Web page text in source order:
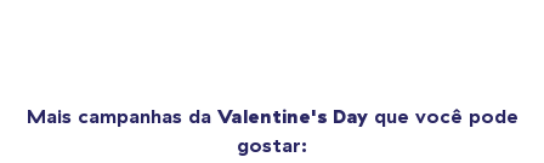
Mais campanhas da Valentine's Dayque você pode
gostar: